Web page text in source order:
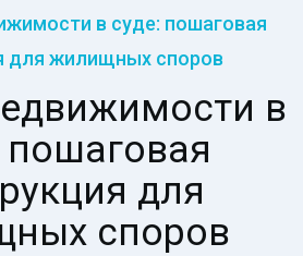
в суде: пошаговая
для жилищных споров
в
пошаговая
для
споров